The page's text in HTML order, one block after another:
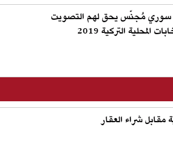
سوري مُجنّس يحق لهم التصويت
المحلية التركية 2019
مقابل شراء العقار